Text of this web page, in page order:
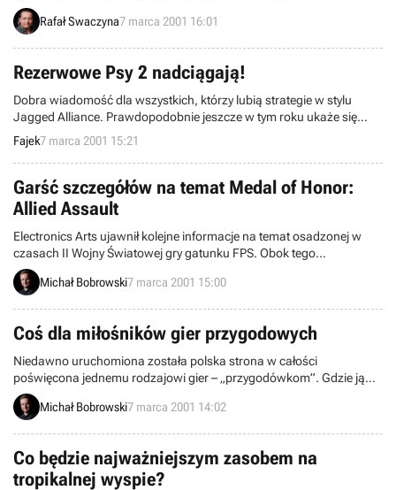
Rafał Swaczyna7 marca 2001 16:01
Rezerwowe Psy 2 nadciągają!
Dobra wiadomość dla wszystkich, którzy lubią strategie w stylu
Jagged Alliance. Prawdopodobnie jeszcze w tym roku ukaże się
sequel gry Rezerwowe Psy.
Fajek7 marca 2001 15:21
Garść szczegółów na temat Medal of Honor:
Allied Assault
Electronics Arts ujawnił kolejne informacje na temat osadzonej w
czasach II Wojny Światowej gry gatunku FPS. Obok tego
zaprezentowano całkiem pokaźny zestaw screenshotów
pochodzących z tej pozycji, który już jest dostepny na naszych
Michał Bobrowski7 marca 2001 15:00
Coś dla miłośników gier przygodowych
Niedawno uruchomiona została polska strona w całości
poświęcona jednemu rodzajowi gier – „przygodówkom”. Gdzie ją
znaleźć?
Michał Bobrowski7 marca 2001 14:02
Co będzie najważniejszym zasobem na
tropikalnej wyspie?